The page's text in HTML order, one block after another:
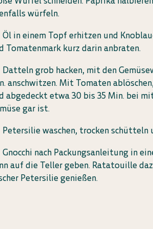
würfeln.
Öl in einem Topf erhitzen und
Tomatenmark kurz darin anbraten.
Datteln grob hacken, mit den
anschwitzen. Mit Tomaten
abgedeckt etwa 30 bis 35 Min. bei
gar ist.
Petersilie waschen, trocken schütteln
Gnocchi nach Packungsanleitung in
auf die Teller geben. Ratatouille
Petersilie genießen.